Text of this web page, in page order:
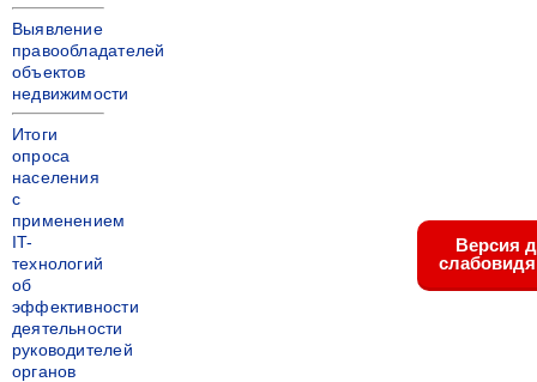
Выявление
правообладателей
объектов
недвижимости
Итоги
опроса
населения
с
применением
IT-
технологий
об
эффективности
деятельности
руководителей
органов
Версия